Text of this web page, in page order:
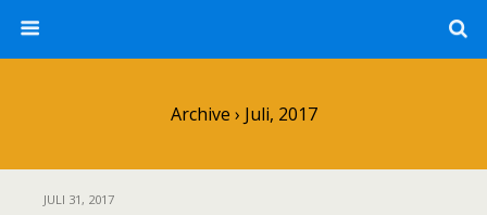
Archive › Juli, 2017
JULI 31, 2017